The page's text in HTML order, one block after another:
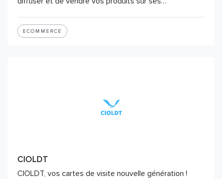
ECOMMERCE
CIOLDT
CIOLDT, vos cartes de visite nouvelle génération !